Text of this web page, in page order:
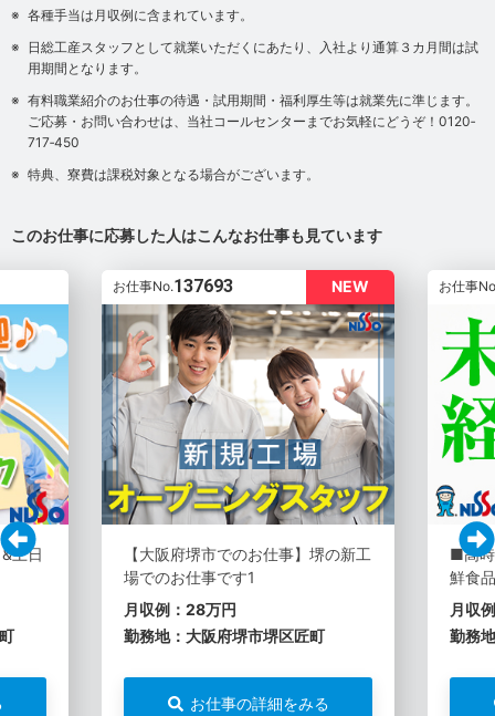
各種手当は月収例に含まれています。
日総工産スタッフとして就業いただくにあたり、入社より通算３カ月間は試
用期間となります。
有料職業紹介のお仕事の待遇・試用期間・福利厚生等は就業先に準じます。
ご応募・お問い合わせは、当社コールセンターまでお気軽にどうぞ！0120‐
717‐450
特典、寮費は課税対象となる場合がございます。
このお仕事に応募した人はこんなお仕事も見ています
土日
NEW
お仕事No.137693
【大阪府堺市でのお仕事】堺の新工
場でのお仕事です1
月収例：28万円
勤務地：大阪府堺市堺区匠町
お仕事の詳細をみる
お仕事
■高
鮮食
月収
勤務